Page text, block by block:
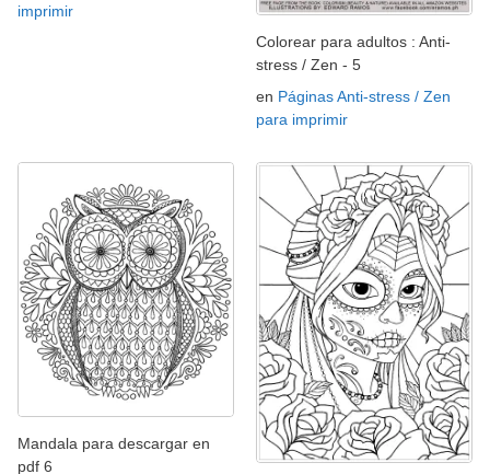
imprimir
Colorear para adultos : Anti-
stress / Zen - 5
en Páginas Anti-stress / Zen
para imprimir
Mandala para descargar en
pdf 6